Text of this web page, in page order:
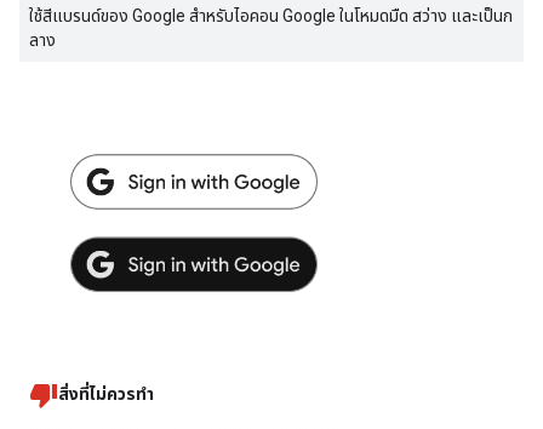
ใช้สีแบรนด์ของ Google สำหรับไอคอน Google ในโหมดมืด สว่าง และเป็นก
ลาง
สิ่งที่ไม่ควรทำ